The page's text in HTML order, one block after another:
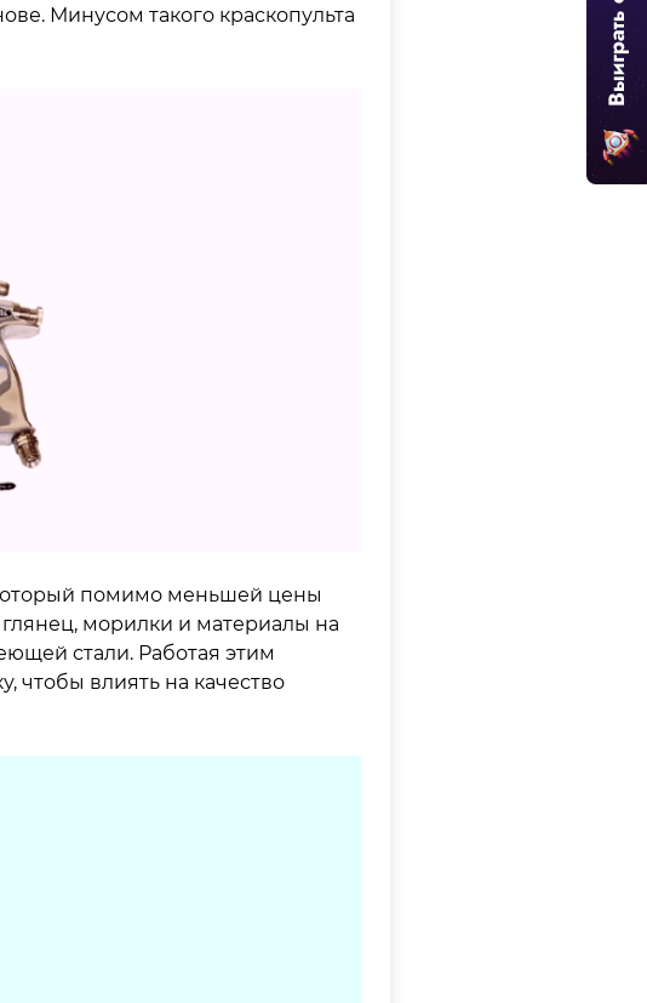
Минусом такого краскопульта
помимо меньшей цены
морилки и материалы на
стали. Работая этим
чтобы влиять на качество